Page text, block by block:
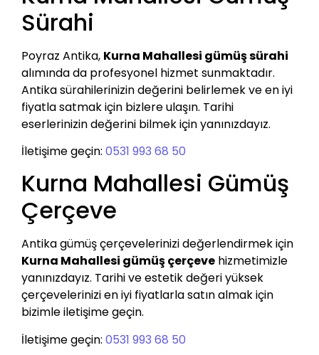
Sürahi
Poyraz Antika, Kurna Mahallesi gümüş sürahi
alımında da profesyonel hizmet sunmaktadır.
Antika sürahilerinizin değerini belirlemek ve en iyi
fiyatla satmak için bizlere ulaşın. Tarihi
eserlerinizin değerini bilmek için yanınızdayız.
İletişime geçin: 0531 993 68 50
Kurna Mahallesi Gümüş
Çerçeve
Antika gümüş çerçevelerinizi değerlendirmek için
Kurna Mahallesi gümüş çerçeve hizmetimizle
yanınızdayız. Tarihi ve estetik değeri yüksek
çerçevelerinizi en iyi fiyatlarla satın almak için
bizimle iletişime geçin.
İletişime geçin: 0531 993 68 50